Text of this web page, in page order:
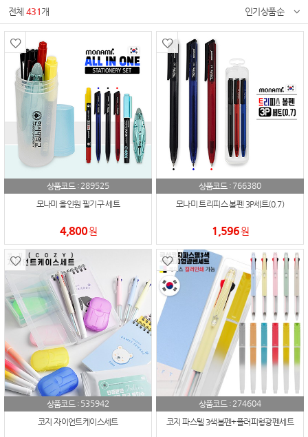
전체431 개 인기상품순
상품코드 :289525
모나미 올인원 필기구 세트
4,800원
상품코드 : 766380
모나미 트리피스 볼펜 3P세트(0.7)
1,596원
상품코드 : 535942
코지 자이언트케이스세트
상품코드 :274604
코지 파스텔 3색볼펜+플러피형광펜세트